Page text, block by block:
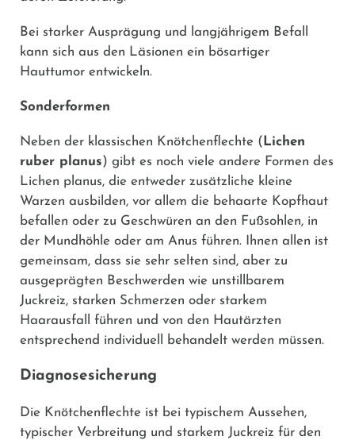
Bei starker Ausprägung und langjährigem Befall
kann sich aus den Läsionen ein bösartiger
Hauttumor entwickeln.
Sonderformen
Neben der klassischen Knötchenflechte ( Lichen
ruber planus) gibt es noch viele andere Formen des
Lichen planus, die entweder zusätzliche kleine
Warzen ausbilden, vor allem die behaarte Kopfhaut
befallen oder zu Geschwüren an den Fußsohlen, in
der Mundhöhle oder am Anus führen. Ihnen allen ist
gemeinsam, dass sie sehr selten sind, aber zu
ausgeprägten Beschwerden wie unstillbarem
Juckreiz, starken Schmerzen oder starkem
Haarausfall führen und von den Hautärzten
entsprechend individuell behandelt werden müssen.
Diagnosesicherung
Die Knötchenflechte ist bei typischem Aussehen,
typischer Verbreitung und starkem Juckreiz für den